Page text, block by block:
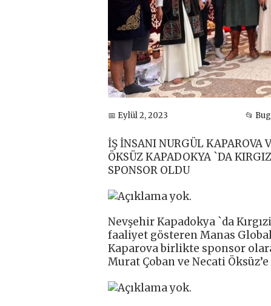
📅 Eylül 2, 2023 📂
İŞ İNSANI NURGÜL KAPAROVA
ÖKSÜZ KAPADOKYA `DA
SPONSOR OLDU
Nevşehir Kapadokya `da
faaliyet gösteren Manas
Kaparova birlikte sponsor
Murat Çoban ve Necati